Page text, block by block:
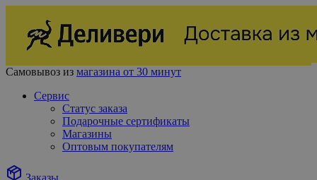
Самовывоз из магазина от 30 минут
Сервис
Статус заказа
Подарочные сертификаты
Магазины
Оптовым покупателям
Заказы